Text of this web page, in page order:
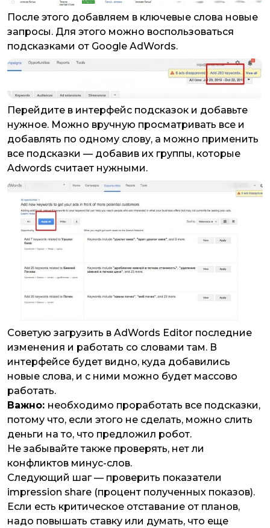
После этого добавляем в ключевые слова новые
запросы. Для этого можно воспользоваться
подсказками от Google AdWords.
Перейдите в интерфейс подсказок и добавьте
нужное. Можно вручную просматривать все и
добавлять по одному слову, а можно применить
все подсказки — добавив их группы, которые
Adwords считает нужными.
Советую загрузить в AdWords Editor последние
изменения и работать со словами там. В
интерфейсе будет видно, куда добавились
новые слова, и с ними можно будет массово
работать.
Важно: необходимо проработать все подсказки,
потому что, если этого не сделать, можно слить
деньги на то, что предложил робот.
Не забывайте также проверять, нет ли
конфликтов минус-слов.
Следующий шаг — проверить показатели
impression share (процент полученных показов).
Если есть критическое отставание от планов,
надо повышать ставку или думать, что еще